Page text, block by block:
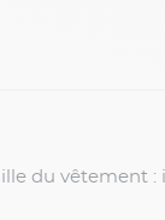
du vêtement